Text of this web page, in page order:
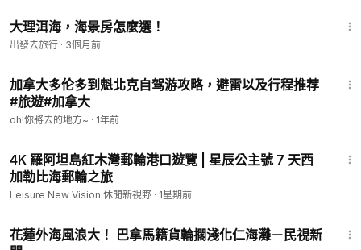
an affordable way to enjoy Bermuda that is super close to
your cruise ship. In this Snorkel Park Beach Club is yours to
bask in the sun. Walk along the beach at the edge of the
shore and take a refreshing swim in the sea. Spend as much
time as you want on your chosen activities, and no need to
探索百慕達郵輪港口附近的浮潛公園海灘俱樂部 | 挪威海凝號 7
天百慕達遊輪之旅
您是否正在尋找距離百慕達皇家海軍船塢遊輪僅幾步之遙的趣味
端、介於大灣和大西洋之間的浮潛公園海灘俱樂部 (Snorkel
大理洱海，海景房怎麼選！
出發去旅行 · 3個月前
加拿大多伦多到魁北克自驾游攻略，避雷以及行程推荐
#旅遊#加拿大
oh!你將去的地方~ · 1年前
4K 羅阿坦島紅木灣郵輪港口遊覽 | 星辰公主號 7 天西
加勒比海郵輪之旅
Leisure New Vision 休閒新視野 · 1星期前
花蓮外海風浪大！ 巴拿馬籍貨輪擱淺化仁海灘－民視新